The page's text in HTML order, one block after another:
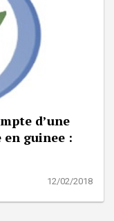
d’une
guinee :
12/02/2018